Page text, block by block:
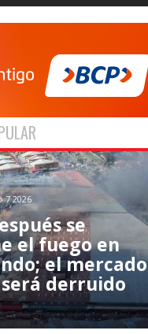
7 2026
se
el fuego en
el mercado
derruido